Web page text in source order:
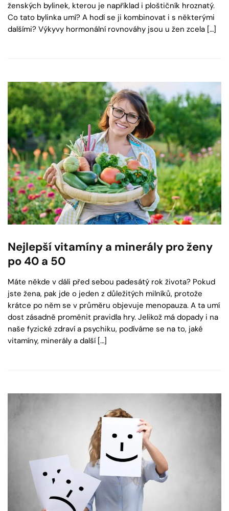
ženských bylinek, kterou je například i ploštičník hroznatý.
Co tato bylinka umí? A hodí se ji kombinovat i s některými
dalšími? Výkyvy hormonální rovnováhy jsou u žen zcela […]
Nejlepší vitamíny a minerály pro ženy
po 40 a 50
Máte někde v dáli před sebou padesátý rok života? Pokud
jste žena, pak jde o jeden z důležitých milníků, protože
krátce po něm se v průměru objevuje menopauza. A ta umí
dost zásadně proměnit pravidla hry. Jelikož má dopady i na
naše fyzické zdraví a psychiku, podíváme se na to, jaké
vitamíny, minerály a další […]